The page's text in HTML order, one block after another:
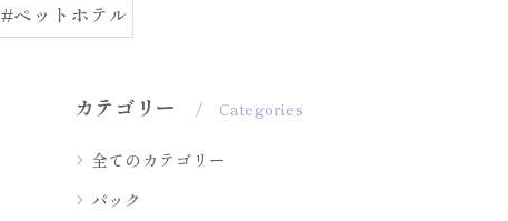
#ペットホテル
カテゴリー Categories
全てのカテゴリー
パック